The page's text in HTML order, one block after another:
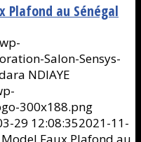
Plafond au Sénégal
Salon-Sensys-
NDIAYE
300x188.png
29 12:08:352021-11-
Faux Plafond au